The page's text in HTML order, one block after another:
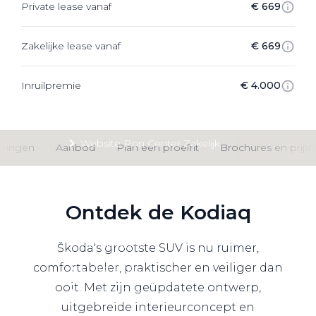
Website Pon Center Zakelijk
Leasevormen
Berijdersinfo
Lease acties
Lease a Bike
Private lease vanaf € 669
Zakelijke lease vanaf € 669
Inruilpremie € 4.000
Aanbod Plan een proefrit Brochures en
Ontdek de Kodiaq
Škoda's grootste SUV is nu ruimer,
comfortabeler, praktischer en veiliger dan
ooit. Met zijn geüpdatete ontwerp,
uitgebreide interieurconcept en